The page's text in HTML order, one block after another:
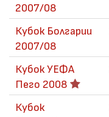
2007/08
Кубок Болгарии
2007/08
Кубок УЕФА
Пего 2008
Кубок